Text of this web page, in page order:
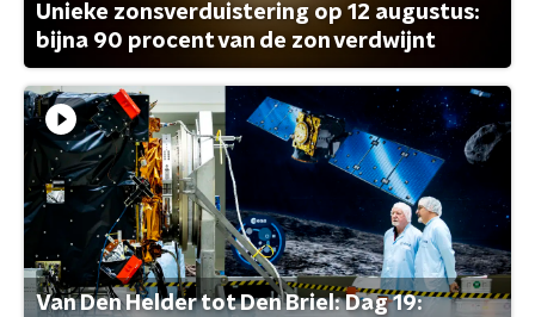
Unieke zonsverduistering op 12 augustus:
bijna 90 procent van de zon verdwijnt
Van Den Helder tot Den Briel: Dag 19: